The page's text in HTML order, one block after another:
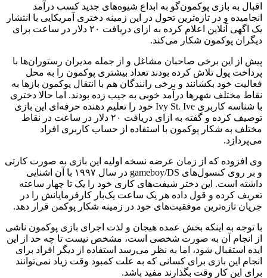
اقبال به بازی پوکمون‌گو به ابداع شیوه‌های جدید کسب درآمد
انجامیده و در تازه‌ترین تحول در این زمینه دختری آمریکایی با انتشار
یک اگهی آنلاین اعلام کرده به ازای دریافت ۲۰ دلار در ساعت برای
دیگران پوکمون شکار می‌کند.
پیش از این برخی صاحبان مشاغل و از جمله مدیران رستوران‌ها با
پرداخت پول تلاش کرده بودند تعداد بیشتری پوکمون را به محل
فعالیت خود بکشانند و برخی رانندگان هم با انتقال پوکمون بازها به
نقاط مختلف شهرها درآمد خوبی به جیب زده بودند. اما حالا دختری
با شناسه کاربری Ivy St. Ive خود را تعلیم دهنده حرفه‌ای این بازی
توصیف کرده و گفته به ازای دریافت ۲۰ دلار در ساعت در نقاط
مختلف به شکار پوکمون با استفاده از حساب کاربری افراد
می‌پردازد.
وی افزوده که از زمان عرضه نسخه اولیه این بازی به صورت کارتی
و بر روی کنسول‌های gameboy/DS در سال ۱۹۹۷ با آن اشنایی
داشته است. این دختر شیفت‌های کاری خود را یک تا چهار ساعته
تعریف کرده و قول داده هر یک ساعت یک‌بار کارفرمایانش را در
جریان تازه‌ترین موفقیت‌های خود در زمینه شکار پوکمن قرار دهد.
با توجه به اینکه بخش عمده هیجان و لذت اجرای بازی پوکمون ناشی
از انجام آن به صورت شخصی است، مشخص نیست تا چه حد از این
ایده استقبال شود، اما به نظر می‌رسد استفاده از دیگر افراد برای
انجام این بازی برای کسانی که به علت کمبود وقت زیاد نمی‌توانند
برای این کار وقت بگذارند مفید باشد.